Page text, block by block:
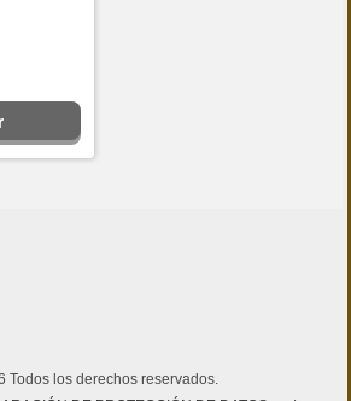
Todos los derechos reservados.